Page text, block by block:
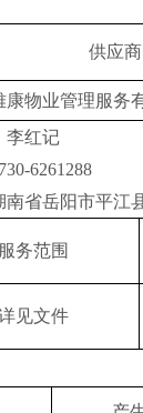
供应
康物业管理服务
李红记
6261288
南省岳阳市平江
服务范围
见文件